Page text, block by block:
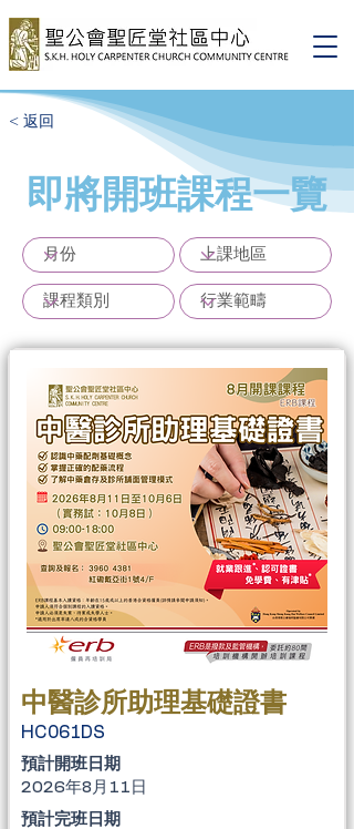
< 返回
即將開班課程一覽
中醫診所助理基礎證書
HC061DS
​預計開班日期
2026年8月11日
​預計完班日期